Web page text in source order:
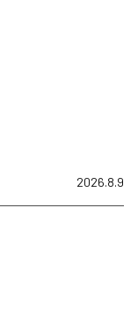
2026.8.9